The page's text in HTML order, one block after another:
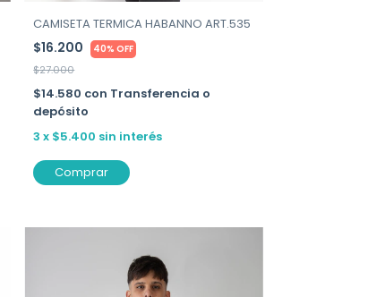
CAMISETA TERMICA HABANNO ART.535
$16.200 40% OFF
$27.000
$14.580 con Transferencia o
depósito
3 x $5.400 sin interés
Comprar